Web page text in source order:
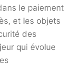
le paiement
et les objets
des
qui évolue